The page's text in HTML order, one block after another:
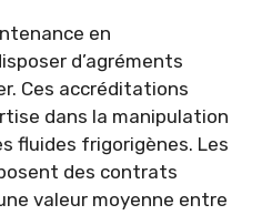
en
d’agréments
Ces accréditations
dans la manipulation
fluides frigorigènes. Les
des contrats
valeur moyenne entre